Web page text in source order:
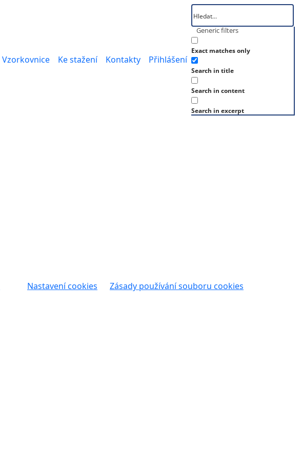
Vzorkovnice Ke stažení Kontakty Přihlášení
Generic filters
Exact matches only
Search in title
Search in content
Search in excerpt
Nastavení cookies Zásady používání souboru cookies